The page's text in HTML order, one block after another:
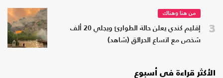
3
من هنا وهناك
إقليم كندي يعلن حالة الطوارئ ويجلي 20 ألف
شخص مع اتساع الحرائق (شاهد)
الأكثر قراءة في أسبوع